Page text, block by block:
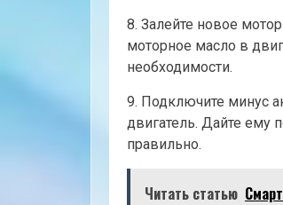
8. Залейте новое
моторное масло в
необходимости.
9. Подключите минус
двигатель. Дайте ему
правильно.
Читать статью